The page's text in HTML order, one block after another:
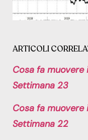
ARTICOLI
Cosa fa
Settimana 23
Cosa fa
Settimana 22